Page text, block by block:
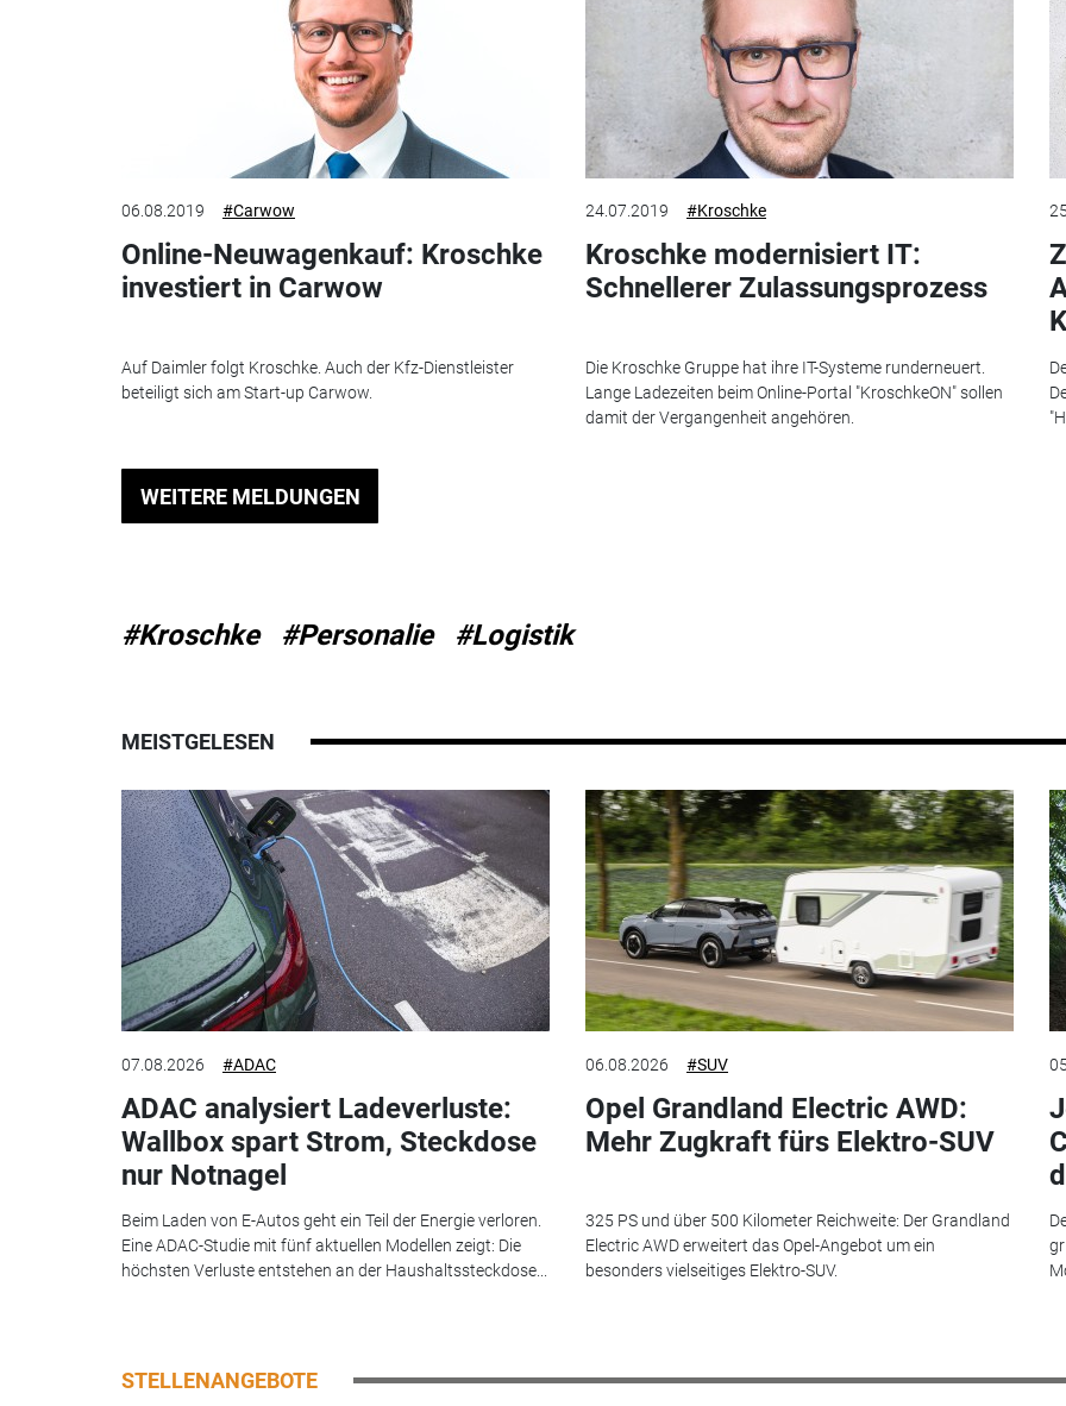
06.08.2019 #Carwow
Online-Neuwagenkauf: Kroschke
investiert in Carwow
Auf Daimler folgt Kroschke. Auch der Kfz-Dienstleister
beteiligt sich am Start-up Carwow.
24.07.2019 #Kroschke
Kroschke modernisiert IT:
Schnellerer Zulassungsprozess
Die Kroschke Gruppe hat ihre IT-Systeme runderneuert.
Lange Ladezeiten beim Online-Portal "KroschkeON" sollen
damit der Vergangenheit angehören.
WEITERE MELDUNGEN
#Kroschke #Personalie #Logistik
MEISTGELESEN
07.08.2026 #ADAC
ADAC analysiert Ladeverluste:
Wallbox spart Strom, Steckdose
nur Notnagel
Beim Laden von E-Autos geht ein Teil der Energie verloren.
Eine ADAC-Studie mit fünf aktuellen Modellen zeigt: Die
höchsten Verluste entstehen an der Haushaltssteckdose...
06.08.2026 #SUV
Opel Grandland Electric AWD:
Mehr Zugkraft fürs Elektro-SUV
325 PS und über 500 Kilometer Reichweite: Der Grandland
Electric AWD erweitert das Opel-Angebot um ein
besonders vielseitiges Elektro-SUV.
STELLENANGEBOTE